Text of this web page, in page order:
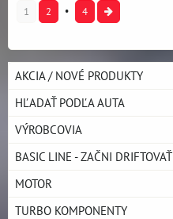
1 2 4
AKCIA / NOVÉ PRODUKTY
HĽADAŤ PODĽA AUTA
VÝROBCOVIA
BASIC LINE - ZAČNI DRIFTOVAŤ
MOTOR
TURBO KOMPONENTY